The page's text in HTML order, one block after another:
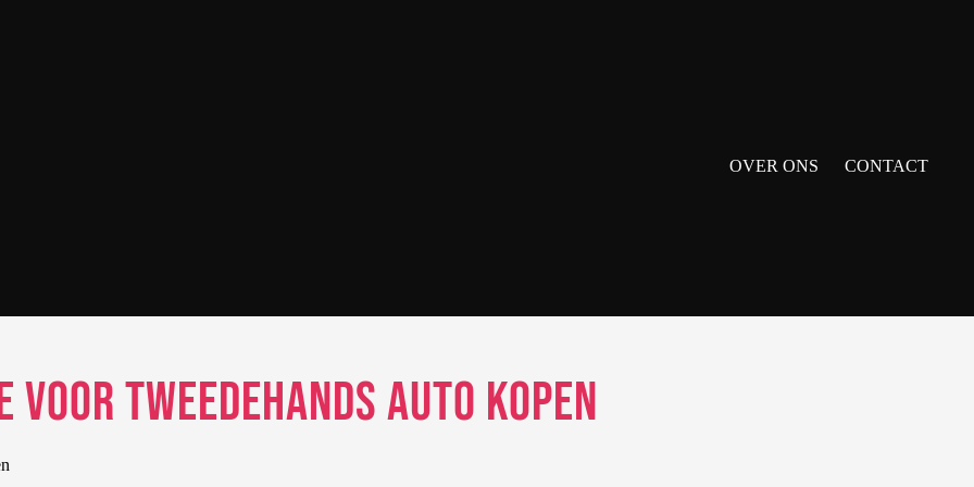
OVER ONS CONTACT
voor Tweedehands Auto Kopen